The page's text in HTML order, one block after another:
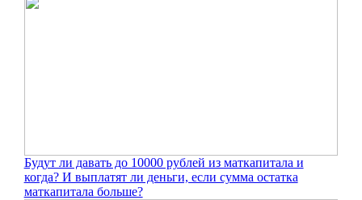
Будут ли давать до 10000 рублей из маткапитала и
когда? И выплатят ли деньги, если сумма остатка
маткапитала больше?